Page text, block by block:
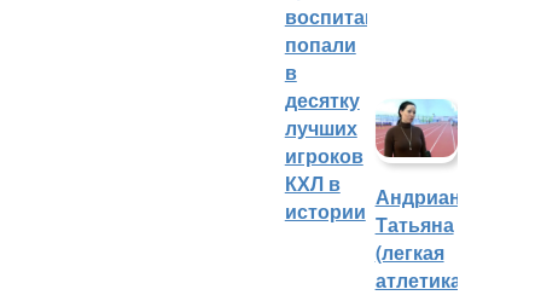
воспитанника
попали
в
десятку
лучших
игроков
КХЛ в
истории
Андрианова
Татьяна
(легкая
атлетика)